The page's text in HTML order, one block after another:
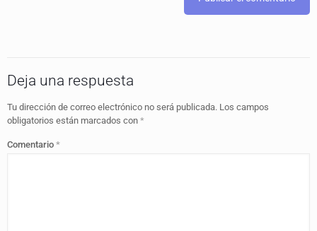
Deja una respuesta
Tu dirección de correo electrónico no será publicada. Los campos
obligatorios están marcados con *
Comentario *